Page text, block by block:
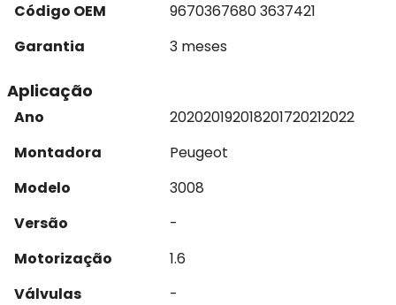
Código OEM
9670367680 3637421
Garantia
3 meses
Aplicação
Ano 202020192018201720212022
Montadora
Peugeot
Modelo
3008
Versão
-
Motorização
1.6
Válvulas
-